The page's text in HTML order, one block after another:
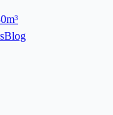
Blog